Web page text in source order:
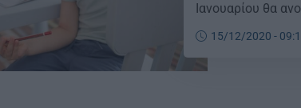
Ιανουαρίου θα
ανοιχτό ο
15/12/2020 -